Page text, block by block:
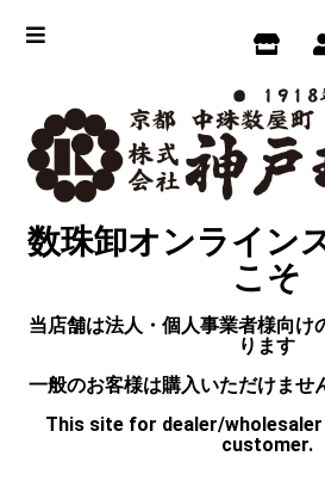
数珠卸オンライン
こそ
当店舗は法人・個人事業者様向け
ります
一般のお客様は購入いただけませ
This site for dealer/
customer.